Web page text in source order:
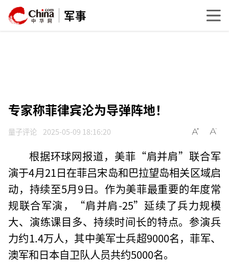
军事
专家称菲律宾沦为导弹阵地！
量子评论 2025-05-09 18:16:20
根据环球网报道，美菲“肩并肩”联合军
演于4月21日在菲吕宋岛和巴拉望岛相关区域启
动，持续至5月9日。作为美菲最重要的年度常
规联合军演，“肩并肩-25”延续了兵力规模
大、演练课目多、持续时间长的特点。参演兵
力约1.4万人，其中美军士兵超9000名，菲军、
澳军和日本自卫队人员共约5000名。